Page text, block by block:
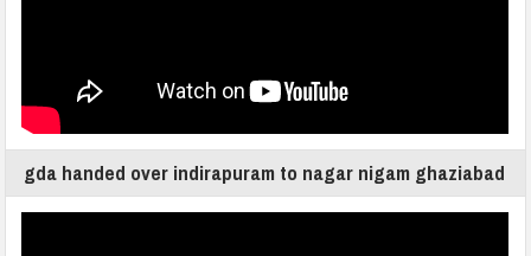
gda handed over indirapuram to nagar nigam ghaziabad